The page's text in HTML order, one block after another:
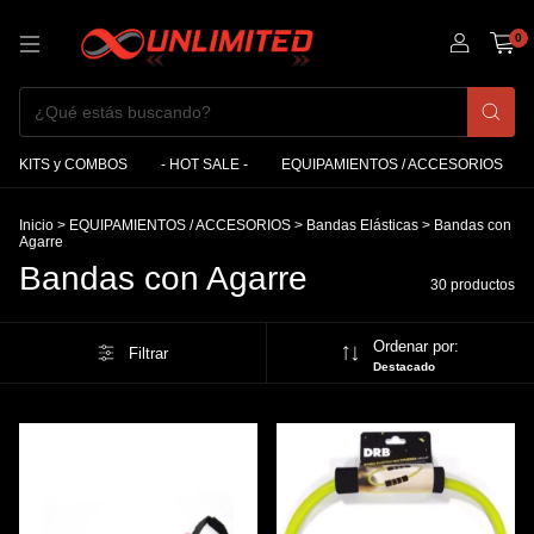
0
KITS y COMBOS - HOT SALE - EQUIPAMIENTOS / ACCESORIOS
Inicio > EQUIPAMIENTOS / ACCESORIOS > Bandas Elásticas > Bandas con
Agarre
Bandas con Agarre 30 productos
Filtrar Ordenar por:
Destacado